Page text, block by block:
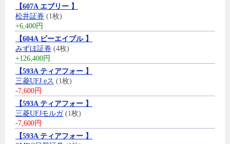
【607A エブリー 】
松井証券 (1枚)
+6,400円
【604A ビーエイブル 】
みずほ証券 (4枚)
+126,400円
【593A ティアフォー 】
三菱UFJ eス (1枚)
-7,600円
【593A ティアフォー 】
三菱UFJモルガ(1枚)
-7,600円
【593A ティアフォー 】